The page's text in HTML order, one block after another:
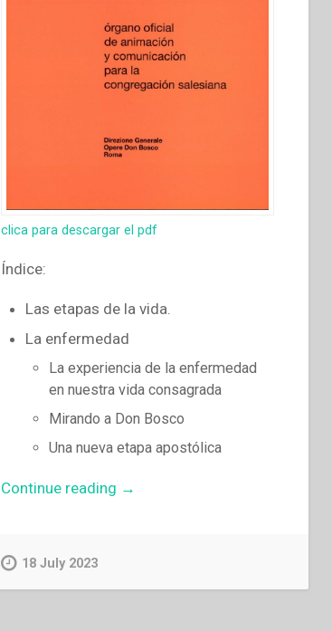
clica para descargar el pdf
Índice:
Las etapas de la vida.
La enfermedad
La experiencia de la enfermedad
en nuestra vida consagrada
Mirando a Don Bosco
Una nueva etapa apostólica
Continue reading “Juan
→
18 July 2023